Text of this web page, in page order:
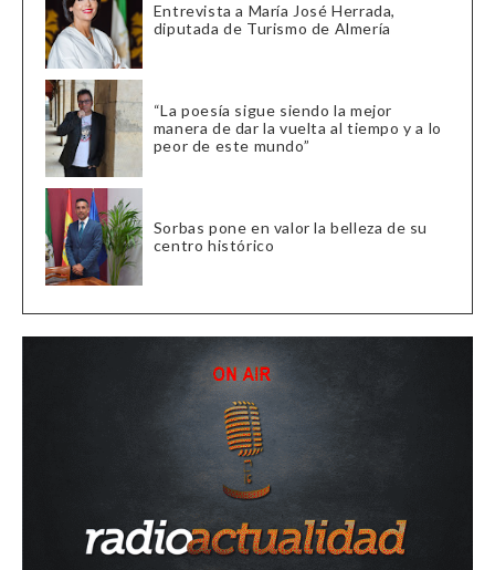
Entrevista a María José Herrada,
diputada de Turismo de Almería
“La poesía sigue siendo la mejor
manera de dar la vuelta al tiempo y a lo
peor de este mundo”
Sorbas pone en valor la belleza de su
centro histórico